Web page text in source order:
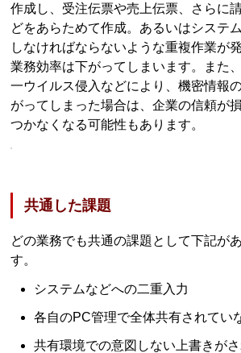
作成し、受注伝票や売上伝票、さらに
どをあらためて作成。あるいはシステ
しなければならないような重複作業が
業務効率は下がってしまいます。また
一ウイルス侵入などにより、機密情報
がってしまった場合は、企業の信頼が
つかなくなる可能性もあります。
共通した課題
どの業務でも共通の課題として下記が
す。
システムなどへの二重入力
各自のPC管理で全体共有されてい
共有環境での意図しない上書きが